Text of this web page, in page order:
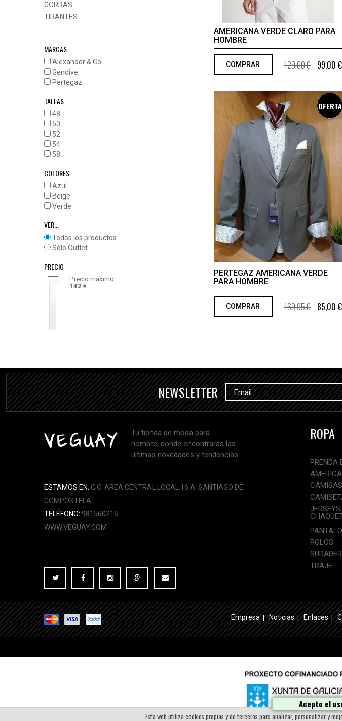
GORRAS
TIRANTES
MARCAS
Alexander & Co.
Gendive
Pertegaz
TALLAS
48
50
52
54
58
COLORES
Azul
Beige
Verde
VER...
Todos los productos
Sólo Outlet
PRECIO
Precio máximo:
142 €
AMERICANA VERDE CLARO PARA
HOMBRE
COMPRAR 129,00 € 99,00 €
OFERTA
PERTEGAZ AMERICANA VERDE
PARA HOMBRE
COMPRAR 169,95 € 85,00 €
NEWSLETTER
Tu tienda de moda para
hombre, donde encontrarás las
últimas novedades y tendencias.
ESTAMOS EN: C.C. AREA CENTRAL LOCAL 16 A. SANTIAGO DE
COMPOSTELA
TELÉFONO: 981560215
WWW.VEGUAY.COM
ROPA
PRENDA
CAMISAS
POLOS
TRAJE
Empresa|Noticias|Enlaces|
Acepto el
Esta web utiliza cookies propias y de terceros para analizar, personalizar y